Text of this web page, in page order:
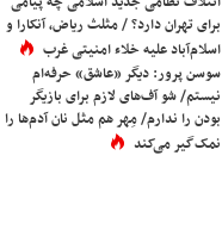
برای تهران دارد؟ / مثلث ریاض، آنکارا و
اسلام‌آباد علیه خلاء امنیتی غرب
سوسن پرور: دیگر «عاشق» حرفه‌ام
نیستم/ شو آف‌های لازم برای بازیگر
بودن را ندارم/ مِهر هم مثل نان آدم‌ها را
نمک‌گیر می‌کند